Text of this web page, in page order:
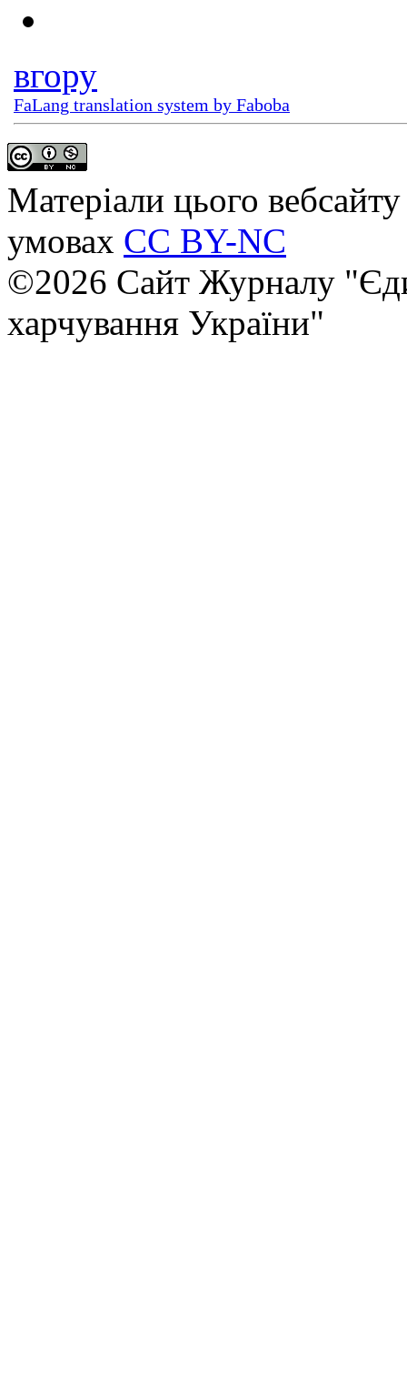
вгору
FaLang translation system by Faboba
Матеріали цього
умовах CC BY-NC
©2026 Сайт Журналу
харчування України"